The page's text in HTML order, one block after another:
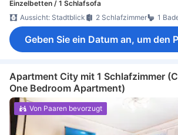
Einzelbetten / 1 Schlafsofa
Aussicht: Stadtblick
2 Schlafzimmer 1
Geben Sie ein Datum an, um den
Apartment City mit 1 Schlafzimmer
One Bedroom Apartment)
Von Paaren bevorzugt